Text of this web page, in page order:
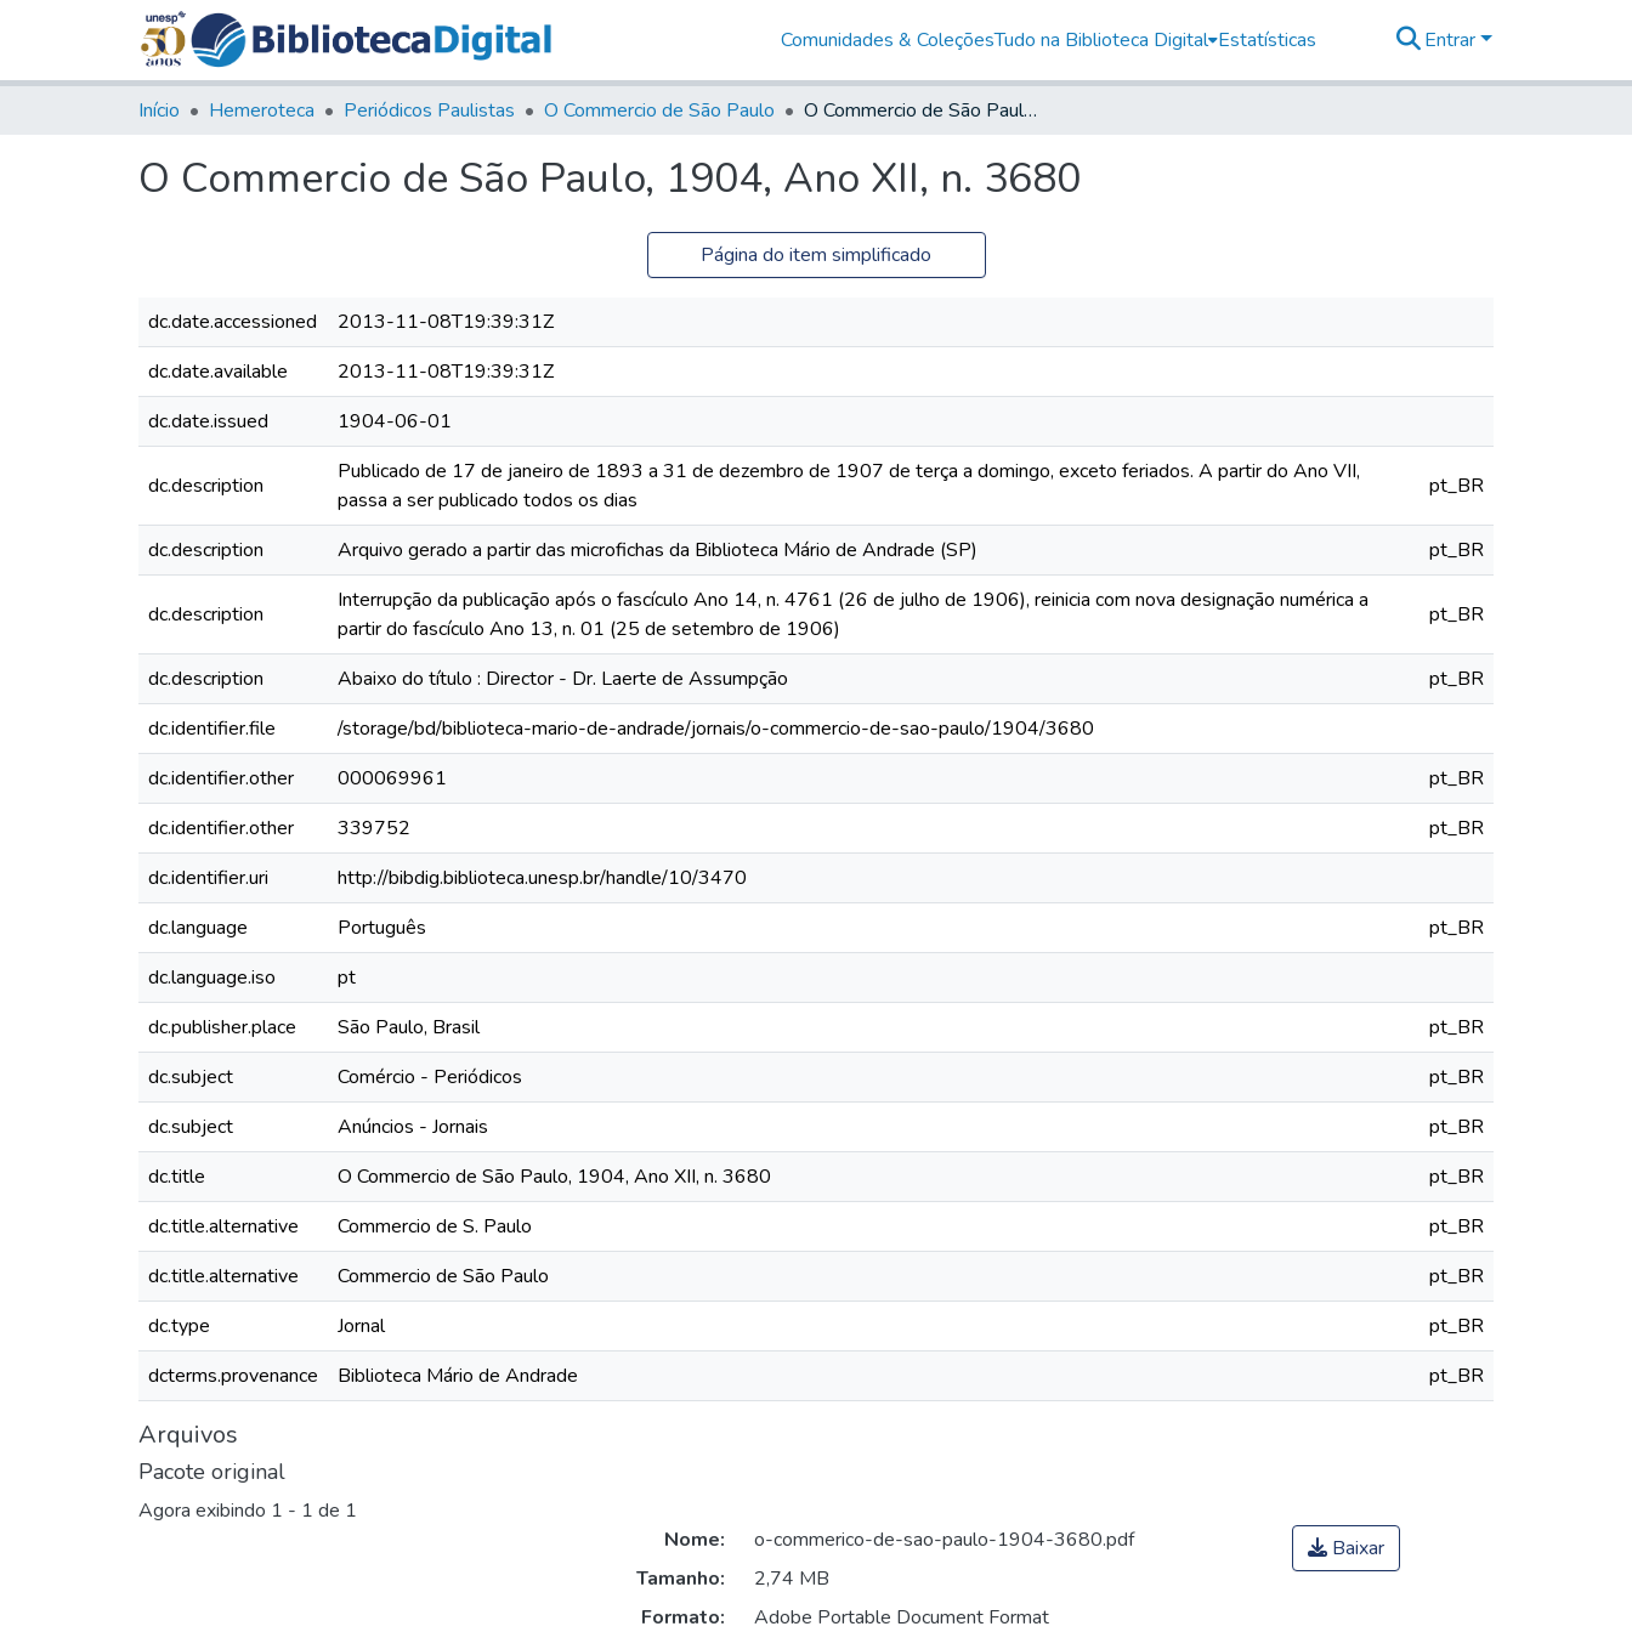
Comunidades & ColeçõesTudo na Biblioteca Digital Estatísticas Entrar
Início Hemeroteca Periódicos Paulistas O Commercio de São Paulo O Commercio de São Paulo, 1904, Ano XII, n. 3680
O Commercio de São Paulo, 1904, Ano XII, n. 3680
Página do item simplificado
dc.date.accessioned
2013-11-08T19:39:31Z
dc.date.available
2013-11-08T19:39:31Z
dc.date.issued
1904-06-01
dc.description
Publicado de 17 de janeiro de 1893 a 31 de dezembro de 1907 de terça a domingo, exceto feriados. A partir do Ano VII,
passa a ser publicado todos os dias
pt_BR
dc.description Arquivo gerado a partir das microfichas da Biblioteca Mário de Andrade (SP) pt_BR
dc.description
Interrupção da publicação após o fascículo Ano 14, n. 4761 (26 de julho de 1906), reinicia com nova designação numérica a
partir do fascículo Ano 13, n. 01 (25 de setembro de 1906)
pt_BR
dc.description Abaixo do título : Director - Dr. Laerte de Assumpção
pt_BR
dc.identifier.file
/storage/bd/biblioteca-mario-de-andrade/jornais/o-commercio-de-sao-paulo/1904/3680
dc.identifier.other
000069961
pt_BR
dc.identifier.other
339752
pt_BR
dc.identifier.uri
http://bibdig.biblioteca.unesp.br/handle/10/3470
dc.language
Português
pt_BR
dc.language.iso
pt
dc.publisher.place
São Paulo, Brasil
pt_BR
dc.subject
Comércio - Periódicos
pt_BR
dc.subject
Anúncios - Jornais
pt_BR
dc.title
O Commercio de São Paulo, 1904, Ano XII, n. 3680
pt_BR
dc.title.alternative
Commercio de S. Paulo
pt_BR
dc.title.alternative
Commercio de São Paulo
pt_BR
dc.type
Jornal
pt_BR
dcterms.provenance
Biblioteca Mário de Andrade pt_BR
Arquivos
Pacote original
Agora exibindo 1 - 1 de 1
Nome:
o-commerico-de-sao-paulo-1904-3680.pdf
Tamanho:
2,74 MB
Formato:
Adobe Portable Document Format
Baixar